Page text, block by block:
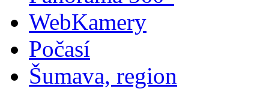
WebKamery
Počasí
Šumava, region